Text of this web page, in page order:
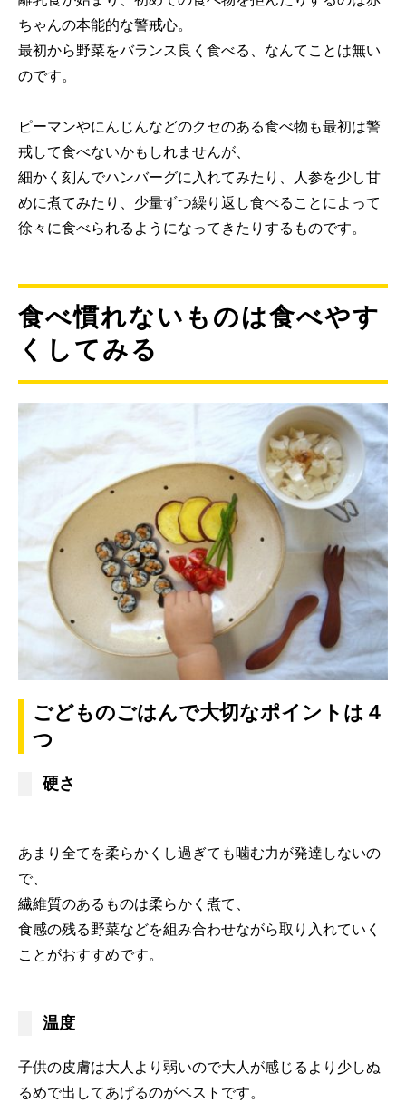
ちゃんの本能的な警戒心。
最初から野菜をバランス良く食べる、なんてことは無い
のです。
ピーマンやにんじんなどのクセのある食べ物も最初は警
戒して食べないかもしれませんが、
細かく刻んでハンバーグに入れてみたり、人参を少し甘
めに煮てみたり、少量ずつ繰り返し食べることによって
徐々に食べられるようになってきたりするものです。
食べ慣れないものは食べやす
くしてみる
ごどものごはんで大切なポイントは４
つ
硬さ
あまり全てを柔らかくし過ぎても噛む力が発達しないの
で、
繊維質のあるものは柔らかく煮て、
食感の残る野菜などを組み合わせながら取り入れていく
ことがおすすめです。
温度
子供の皮膚は大人より弱いので大人が感じるより少しぬ
るめで出してあげるのがベストです。